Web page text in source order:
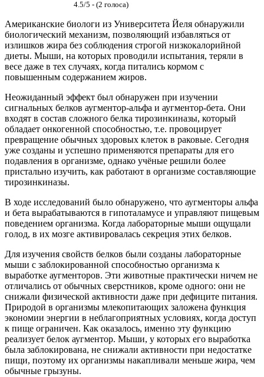
4.5/5 - (2 голоса)
Американские биологи из Университета Йеля обнаружили
биологический механизм, позволяющий избавляться от
излишков жира без соблюдения строгой низкокалорийной
диеты. Мыши, на которых проводили испытания, теряли в
весе даже в тех случаях, когда питались кормом с
повышенным содержанием жиров.
Неожиданный эффект был обнаружен при изучении
сигнальных белков аугментор-альфа и аугментор-бета. Они
входят в состав сложного белка тирозинкиназы, который
обладает онкогенной способностью, т.е. провоцирует
превращение обычных здоровых клеток в раковые. Сегодня
уже созданы и успешно применяются препараты для его
подавления в организме, однако учёные решили более
пристально изучить, как работают в организме составляющие
тирозинкиназы.
В ходе исследований было обнаружено, что аугменторы альфа
и бета вырабатываются в гипоталамусе и управляют пищевым
поведением организма. Когда лабораторные мыши ощущали
голод, в их мозге активировалась секреция этих белков.
Для изучения свойств белков были созданы лабораторные
мыши с заблокированной способностью организма к
выработке аугменторов. Эти животные практически ничем не
отличались от обычных сверстников, кроме одного: они не
снижали физической активности даже при дефиците питания.
Природой в организмы млекопитающих заложена функция
экономии энергии в неблагоприятных условиях, когда доступ
к пище ограничен. Как оказалось, именно эту функцию
реализует белок аугментор. Мыши, у которых его выработка
была заблокирована, не снижали активности при недостатке
пищи, поэтому их организмы накапливали меньше жира, чем
обычные грызуны.